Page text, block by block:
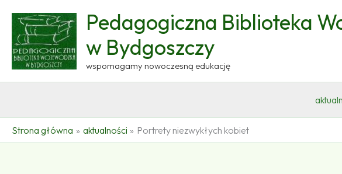
treści
Pedagogiczna Biblioteka
w Bydgoszczy
wspomagamy nowoczesną edukację
Strona główna aktualności Portrety niezwykłych kobiet